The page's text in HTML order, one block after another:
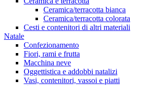
Ceramica/terracotta bianca
Ceramica/terracotta colorata
Cesti e contenitori di altri materiali
Natale
Confezionamento
Fiori, rami e frutta
Macchina neve
Oggettistica e addobbi natalizi
Vasi, contenitori, vassoi e piatti